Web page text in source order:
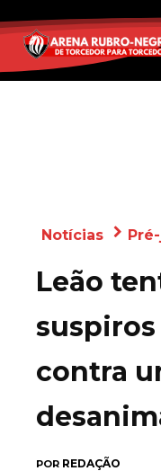
Notícias
Leão
contra
POR REDAÇÃO